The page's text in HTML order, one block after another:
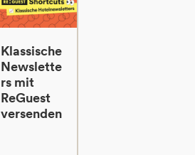
Klassische
Newslette
rs mit
ReGuest
versenden